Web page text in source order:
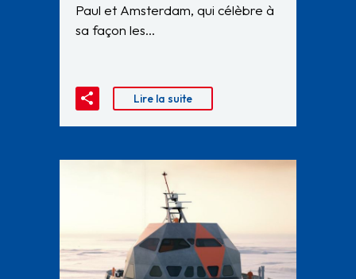
Paul et Amsterdam, qui célèbre à
sa façon les…
Lire la suite